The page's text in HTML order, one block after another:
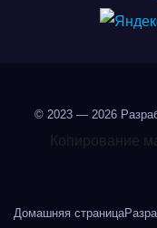
© 2023 — 2026
Копирование
Домашняя страница